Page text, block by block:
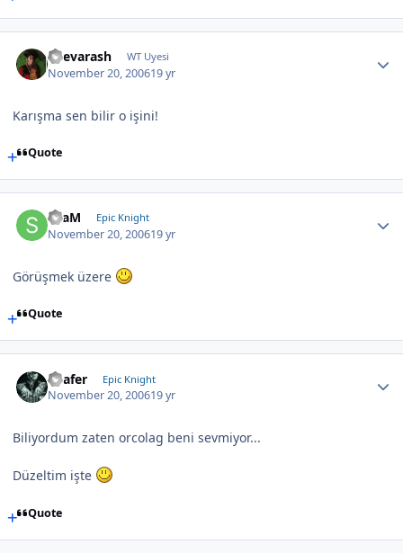
Shevarash WT Uyesi
November 20, 200619 yr
Karışma sen bilir o işini!
Quote
SLaM Epic Knight
November 20, 200619 yr
Görüşmek üzere
Quote
Loafer Epic Knight
November 20, 200619 yr
Biliyordum zaten orcolag beni sevmiyor...
Düzeltim işte
Quote